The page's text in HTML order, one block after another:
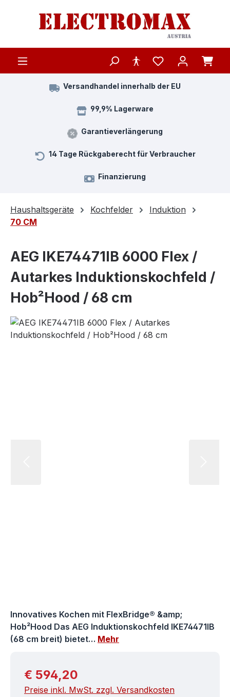
Zum Hauptinhalt springen
Versandhandel innerhalb der EU
99,9% Lagerware
Garantieverlängerung
14 Tage Rückgaberecht für Verbraucher
Finanzierung
Haushaltsgeräte Kochfelder
Induktion
70 CM
AEG IKE74471IB 6000 Flex /
Autarkes Induktionskochfeld /
Hob²Hood / 68 cm
Bildergalerie überspringen
Innovatives Kochen mit FlexBridge® &amp;
Hob²Hood Das AEG Induktionskochfeld IKE74471IB
(68 cm breit) bietet… Mehr
Regulärer Preis:
€ 594,20
Preise inkl. MwSt. zzgl. Versandkosten